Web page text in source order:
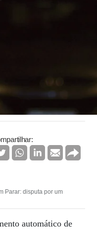
Parar: disputa por um
automático de